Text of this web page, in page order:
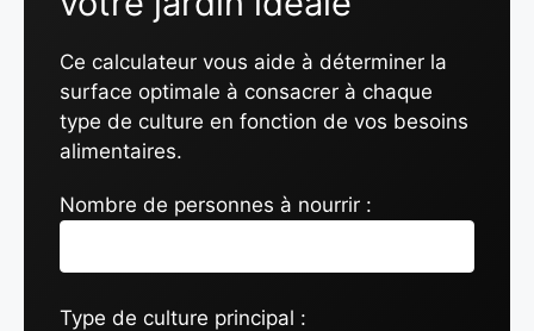
Ce calculateur vous aide à déterminer la
surface optimale à consacrer à chaque
type de culture en fonction de vos besoins
alimentaires.
Nombre de personnes à nourrir :
Type de culture principal :